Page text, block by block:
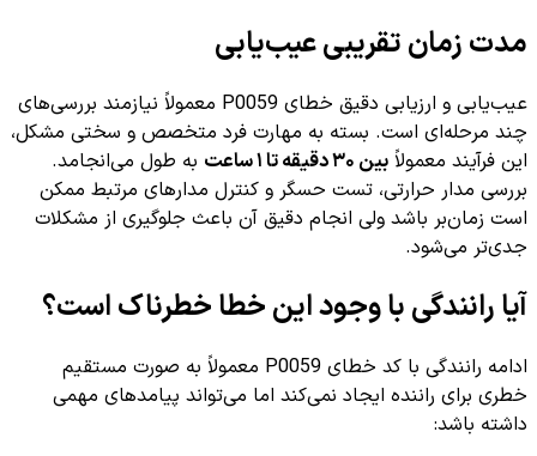
مدت زمان تقریبی عیب‌یابی
عیب‌یابی و ارزیابی دقیق خطای P0059 معمولاً نیازمند بررسی‌های
چند مرحله‌ای است. بسته به مهارت فرد متخصص و سختی مشکل،
این فرآیند معمولاً بین ۳۰ دقیقه تا ۱ ساعت
به طول می‌انجامد.
بررسی مدار حرارتی، تست حسگر و کنترل مدارهای مرتبط ممکن
است زمان‌بر باشد ولی انجام دقیق آن باعث جلوگیری از مشکلات
جدی‌تر می‌شود.
آیا رانندگی با وجود این خطا خطرناک است؟
ادامه رانندگی با کد خطای P0059 معمولاً به صورت مستقیم
خطری برای راننده ایجاد نمی‌کند اما می‌تواند پیامدهای مهمی
داشته باشد: